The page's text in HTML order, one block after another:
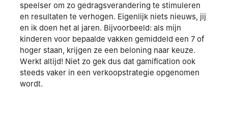
speelser om zo gedragsverandering te stimuleren
en resultaten te verhogen. Eigenlijk niets nieuws, jij
en ik doen het al jaren. Bijvoorbeeld: als mijn
kinderen voor bepaalde vakken gemiddeld een 7 of
hoger staan, krijgen ze een beloning naar keuze.
Werkt altijd! Niet zo gek dus dat gamification ook
steeds vaker in een verkoopstrategie opgenomen
wordt.